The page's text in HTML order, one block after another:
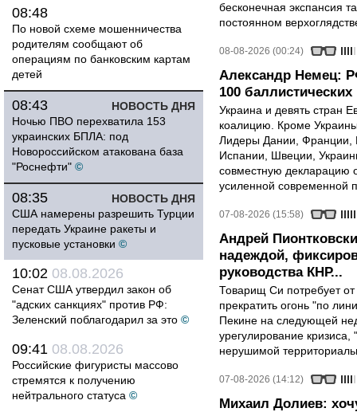
08:48
По новой схеме мошенничества
родителям сообщают об
операциям по банковским картам
детей
НОВОСТЬ ДНЯ
08:43
Ночью ПВО перехватила 153
украинских БПЛА: под
Новороссийском атакована база
"Роснефти" ©
НОВОСТЬ ДНЯ
08:35
США намерены разрешить Турции
передать Украине ракеты и
пусковые установки ©
10:02 08.08.2026
Сенат США утвердил закон об
"адских санкциях" против РФ:
Зеленский поблагодарил за это ©
09:41 08.08.2026
Российские фигуристы массово
стремятся к получению
нейтрального статуса ©
бесконечная экспансия
постоянном
08-08-2026 (00:24)
Александр Немец:
100 баллистических
Украина и девять стран
коалицию. Кроме
Лидеры Дании, Франции,
Испании, Швеции,
совместную декларацию
усиленной современной
07-08-2026 (15:58)
Андрей
надеждой,
руководства КНР...
Товарищ Си потребует
прекратить огонь "по
Пекине на следующей
урегулирование
нерушимой
07-08-2026 (14:12)
Михаил Долиев: